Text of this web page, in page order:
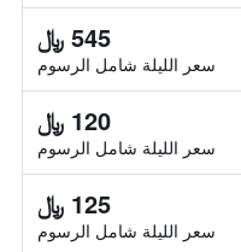
545 ﷼
سعر الليلة شامل الرسوم
120 ﷼
سعر الليلة شامل الرسوم
125 ﷼
سعر الليلة شامل الرسوم